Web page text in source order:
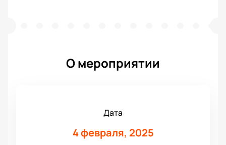
О мероприятии
Дата
4 февраля, 2025